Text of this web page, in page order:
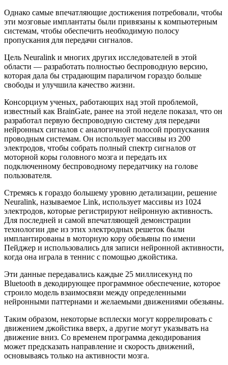
Однако самые впечатляющие достижения потребовали, чтобы
эти мозговые имплантаты были привязаны к компьютерным
системам, чтобы обеспечить необходимую полосу
пропускания для передачи сигналов.
Цель Neuralink и многих других исследователей в этой
области — разработать полностью беспроводную версию,
которая дала бы страдающим параличом гораздо больше
свободы и улучшила качество жизни.
Консорциум ученых, работающих над этой проблемой,
известный как BrainGate, ранее на этой неделе показал, что он
разработал первую беспроводную систему для передачи
нейронных сигналов с аналогичной полосой пропускания
проводным системам. Он использует массивы из 200
электродов, чтобы собрать полный спектр сигналов от
моторной коры головного мозга и передать их
подключенному беспроводному передатчику на голове
пользователя.
Стремясь к гораздо большему уровню детализации, решение
Neuralink, называемое Link, использует массивы из 1024
электродов, которые регистрируют нейронную активность.
Для последней и самой впечатляющей демонстрации
технологии две из этих электродных решеток были
имплантированы в моторную кору обезьяны по имени
Пейджер и использовались для записи нейронной активности,
когда она играла в теннис с помощью джойстика.
Эти данные передавались каждые 25 миллисекунд по
Bluetooth в декодирующее программное обеспечение, которое
строило модель взаимосвязи между определенными
нейронными паттернами и желаемыми движениями обезьяны.
Таким образом, некоторые всплески могут коррелировать с
движением джойстика вверх, а другие могут указывать на
движение вниз. Со временем программа декодирования
может предсказать направление и скорость движений,
основываясь только на активности мозга.